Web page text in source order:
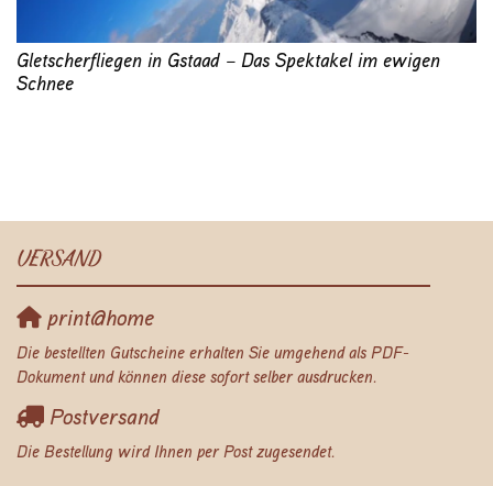
Gletscherfliegen in Gstaad – Das Spektakel im ewigen
Schnee
VERSAND
print@home
Die bestellten Gutscheine erhalten Sie umgehend als PDF-
Dokument und können diese sofort selber ausdrucken.
Postversand
Die Bestellung wird Ihnen per Post zugesendet.